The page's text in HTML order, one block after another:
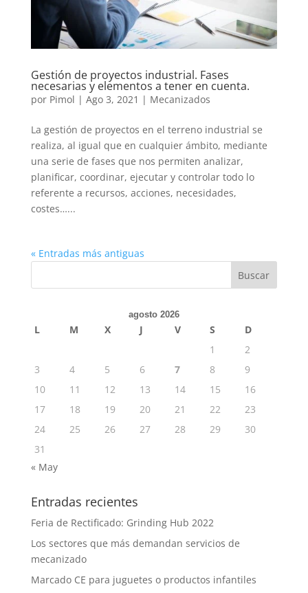
Gestión de proyectos industrial. Fases
necesarias y elementos a tener en cuenta.
por Pimol | Ago 3, 2021 | Mecanizados
La gestión de proyectos en el terreno industrial se
realiza, al igual que en cualquier ámbito, mediante
una serie de fases que nos permiten analizar,
planificar, coordinar, ejecutar y controlar todo lo
referente a recursos, acciones, necesidades,
costes…...
« Entradas más antiguas
agosto 2026
L M X J V S
D
1
2
3
4 5 6 7 8
9
10
11 12 13 14 15
16
17
18 19 20 21 22
23
24
25 26 27 28 29
30
31
« May
Entradas recientes
Feria de Rectificado: Grinding Hub 2022
Los sectores que más demandan servicios de
mecanizado
Marcado CE para juguetes o productos infantiles